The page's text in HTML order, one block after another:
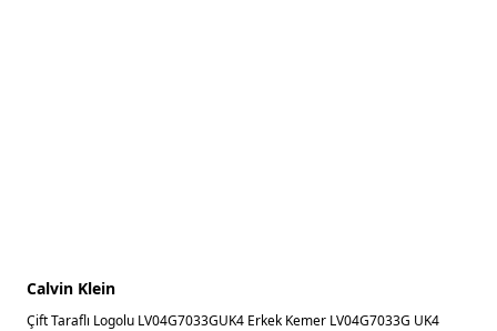
Calvin Klein
Çift Taraflı Logolu LV04G7033GUK4 Erkek Kemer LV04G7033G UK4